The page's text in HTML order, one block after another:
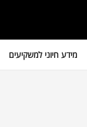
מידע חיוני למשקיעים